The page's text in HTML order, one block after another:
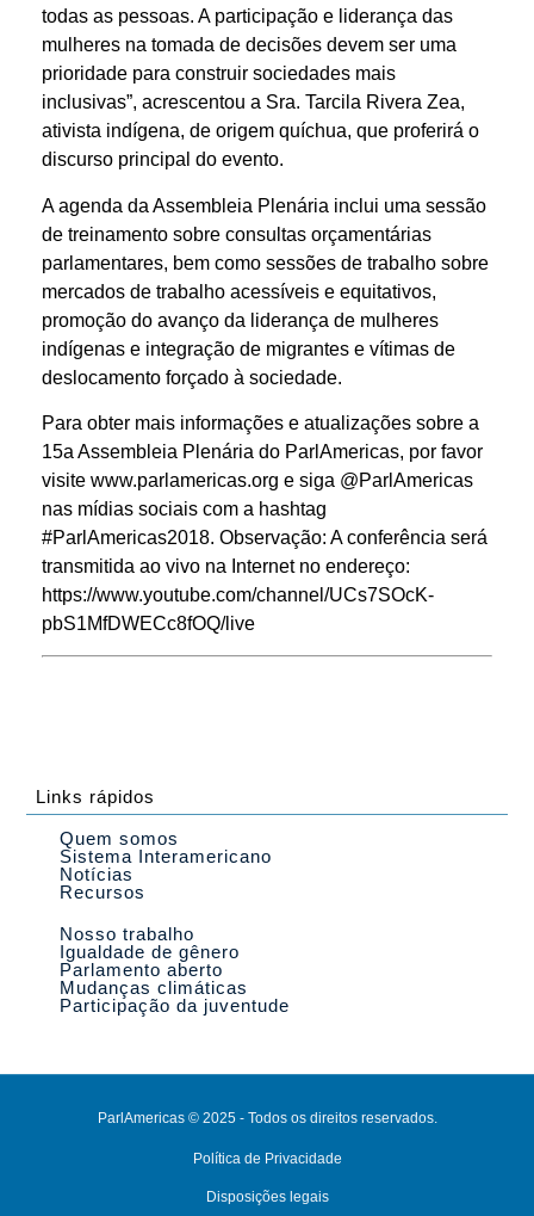
todas as pessoas. A participação e liderança das
mulheres na tomada de decisões devem ser uma
prioridade para construir sociedades mais
inclusivas”, acrescentou a Sra. Tarcila Rivera Zea,
ativista indígena, de origem quíchua, que proferirá o
discurso principal do evento.
A agenda da Assembleia Plenária inclui uma sessão
de treinamento sobre consultas orçamentárias
parlamentares, bem como sessões de trabalho sobre
mercados de trabalho acessíveis e equitativos,
promoção do avanço da liderança de mulheres
indígenas e integração de migrantes e vítimas de
deslocamento forçado à sociedade.
Para obter mais informações e atualizações sobre a
15a Assembleia Plenária do ParlAmericas, por favor
visite www.parlamericas.org e siga @ParlAmericas
nas mídias sociais com a hashtag
#ParlAmericas2018. Observação: A conferência será
transmitida ao vivo na Internet no endereço:
https://www.youtube.com/channel/UCs7SOcK-
pbS1MfDWECc8fOQ/live
Links rápidos
Quem somos
Sistema Interamericano
Notícias
Recursos
Nosso trabalho
Igualdade de gênero
Parlamento aberto
Mudanças climáticas
Participação da juventude
ParlAmericas © 2025 - Todos os direitos reservados.
Política de Privacidade
Disposições legais